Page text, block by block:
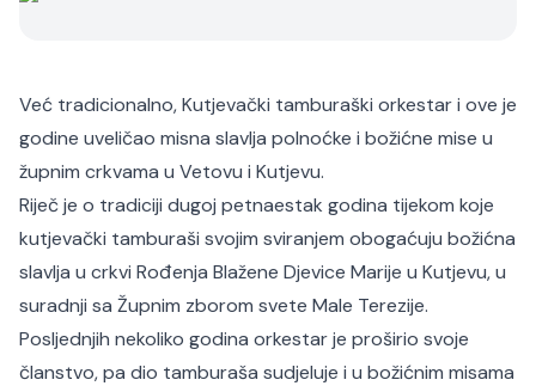
Već tradicionalno, Kutjevački tamburaški orkestar i ove je
godine uveličao misna slavlja polnoćke i božićne mise u
župnim crkvama u Vetovu i Kutjevu.
Riječ je o tradiciji dugoj petnaestak godina tijekom koje
kutjevački tamburaši svojim sviranjem obogaćuju božićna
slavlja u crkvi Rođenja Blažene Djevice Marije u Kutjevu, u
suradnji sa Župnim zborom svete Male Terezije.
Posljednjih nekoliko godina orkestar je proširio svoje
članstvo, pa dio tamburaša sudjeluje i u božićnim misama